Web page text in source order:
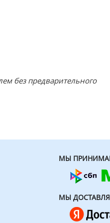
без предварительного
МЫ
МЫ